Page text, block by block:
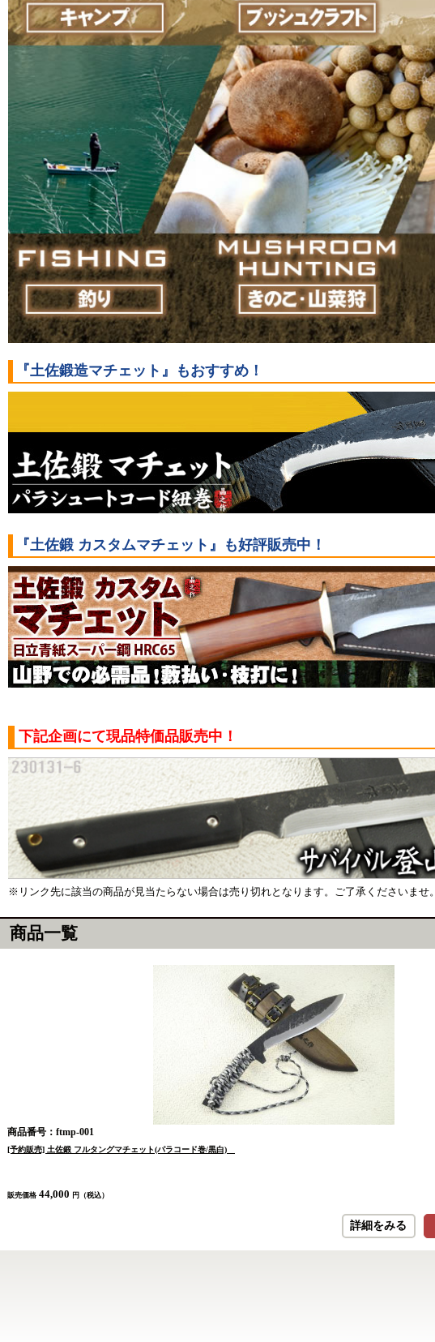
『土佐鍛造マチェット』もおすすめ！
『土佐鍛 カスタムマチェット』も好評販売中！
下記企画にて現品特価品販売中！
※リンク先に該当の商品が見当たらない場合は売り切れとなります。ご了承くださいませ。
商品一覧
商品番号：ftmp-001
[予約販売] 土佐鍛 フルタングマチェット(パラコード巻/黒白)
販売価格 44,000 円（税込）
詳細をみる